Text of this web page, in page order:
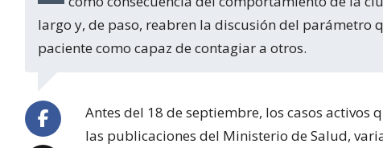
largo y, de paso, reabren la discusión del parámetro
paciente como capaz de contagiar a otros.
Antes del 18 de septiembre, los casos activos
las publicaciones del Ministerio de Salud,